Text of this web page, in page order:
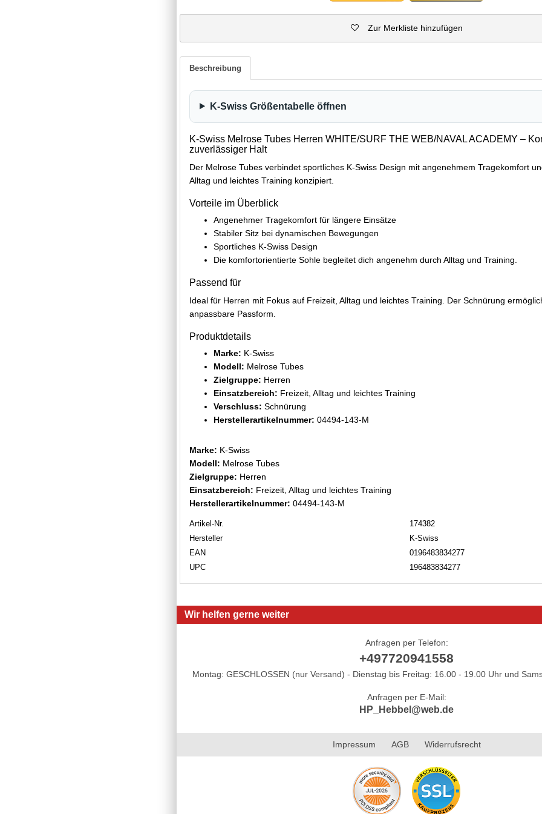
Zur Merkliste hinzufügen
Beschreibung
K-Swiss Größentabelle öffnen
K-Swiss Melrose Tubes Herren WHITE/SURF THE WEB/NAVAL ACADEMY –
zuverlässiger Halt
Der Melrose Tubes verbindet sportliches K-Swiss Design mit angenehmem Tragekomfort
Alltag und leichtes Training konzipiert.
Vorteile im Überblick
Angenehmer Tragekomfort für längere Einsätze
Stabiler Sitz bei dynamischen Bewegungen
Sportliches K-Swiss Design
Die komfortorientierte Sohle begleitet dich angenehm durch Alltag und Training.
Passend für
Ideal für Herren mit Fokus auf Freizeit, Alltag und leichtes Training. Der Schnürung
anpassbare Passform.
Produktdetails
Marke: K-Swiss
Modell: Melrose Tubes
Zielgruppe: Herren
Einsatzbereich: Freizeit, Alltag und leichtes Training
Verschluss: Schnürung
Herstellerartikelnummer: 04494-143-M
Marke: K-Swiss
Modell: Melrose Tubes
Zielgruppe: Herren
Einsatzbereich: Freizeit, Alltag und leichtes Training
Herstellerartikelnummer: 04494-143-M
Artikel-Nr.
174382
Hersteller
K-Swiss
EAN
0196483834277
UPC
196483834277
Wir helfen gerne weiter
Anfragen per Telefon:
+497720941558
Montag: GESCHLOSSEN (nur Versand) - Dienstag bis Freitag: 16.00 - 19.00 Uhr und
Anfragen per E-Mail:
HP_Hebbel@web.de
Impressum AGB Widerrufsrecht